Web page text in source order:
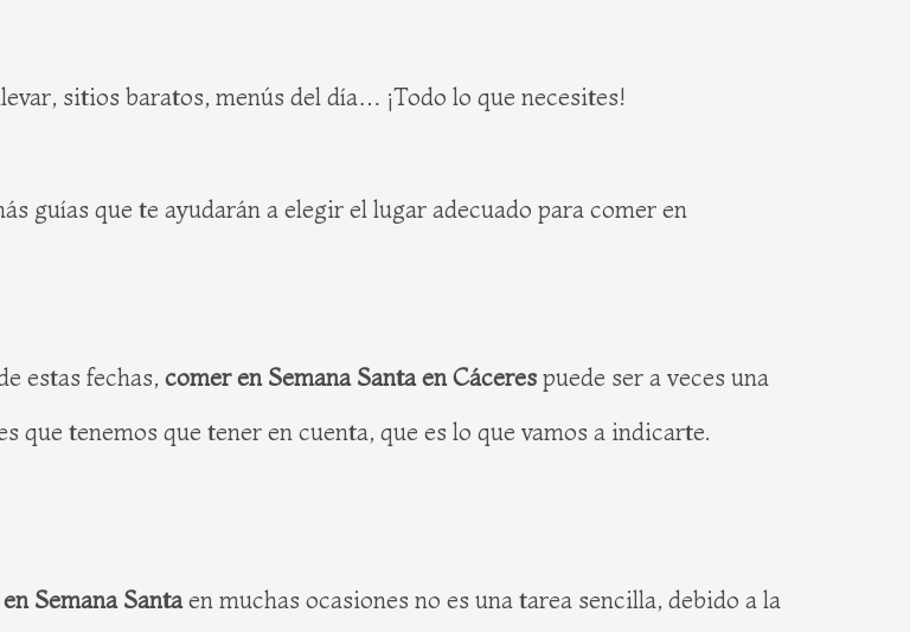
sitios baratos, menús del día… ¡Todo lo que necesites!
guías que te ayudarán a elegir el lugar adecuado para comer en
estas fechas, comer en Semana Santa en Cáceres puede ser a veces una
tenemos que tener en cuenta, que es lo que vamos a indicarte.
Semana Santaen muchas ocasiones no es una tarea sencilla, debido a la